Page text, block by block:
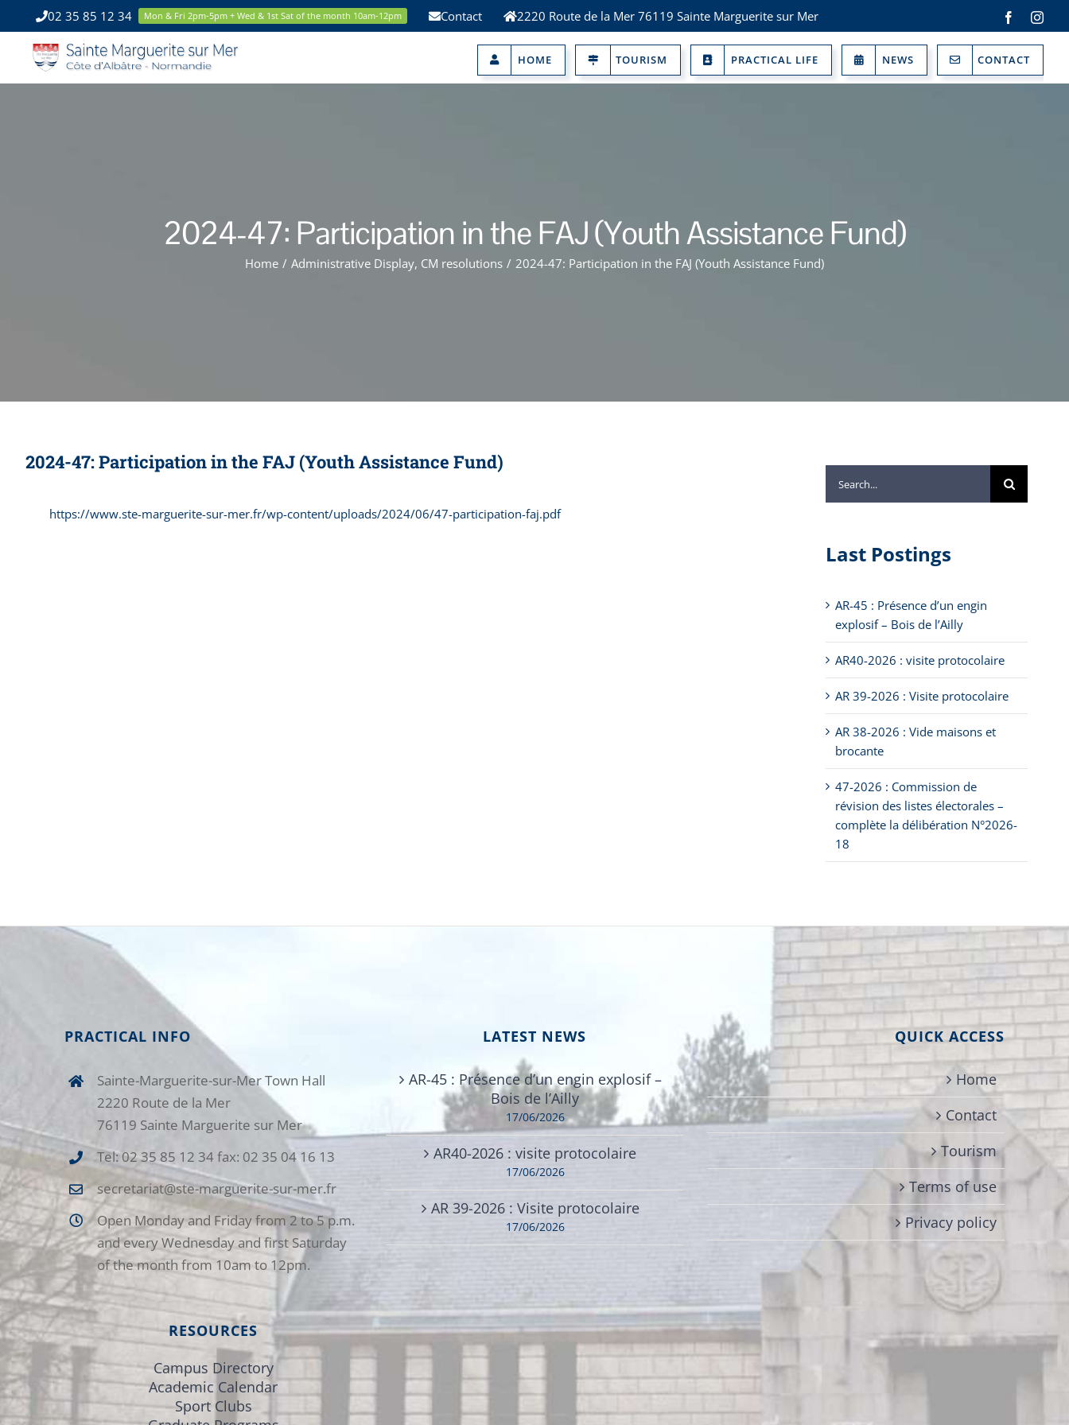
to
content
02 35 85 12 34 Mon & Fri 2pm-5pm + Wed & 1st Sat of the month 10am-12pm Contact 2220 Route de la Mer 76119 Sainte Marguerite sur Mer Facebook
HOME TOURISM PRACTICAL LIFE NEWS CONTACT
2024-47: Participation in the FAJ (Youth Assistance Fund)
Home / Administrative Display, CM resolutions / 2024-47: Participation in the FAJ (Youth Assistance Fund)
2024-47: Participation in the FAJ (Youth Assistance Fund)
https://www.ste-marguerite-sur-mer.fr/wp-content/uploads/2024/06/47-participation-faj.pdf
for:
Last Postings
AR-45 : Présence d’un engin
explosif – Bois de l’Ailly
AR40-2026 : visite protocolaire
AR 39-2026 : Visite protocolaire
AR 38-2026 : Vide maisons et
brocante
47-2026 : Commission de
révision des listes électorales –
complète la délibération N°2026-
18
PRACTICAL INFO
Sainte-Marguerite-sur-Mer Town Hall
2220 Route de la Mer
76119 Sainte Marguerite sur Mer
Tel: 02 35 85 12 34 fax: 02 35 04 16 13
secretariat@ste-marguerite-sur-mer.fr
Open Monday and Friday from 2 to 5 p.m.
and every Wednesday and first Saturday
of the month from 10am to 12pm.
RESOURCES
Campus Directory
Academic Calendar
Sport Clubs
LATEST NEWS
AR-45 : Présence d’un engin explosif –
Bois de l’Ailly
17/06/2026
AR40-2026 : visite protocolaire
17/06/2026
AR 39-2026 : Visite protocolaire
17/06/2026
QUICK ACCESS
Home
Contact
Tourism
Terms of use
Privacy policy